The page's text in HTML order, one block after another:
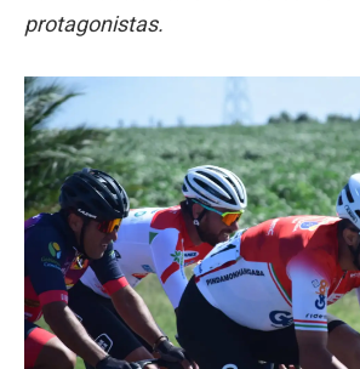
protagonistas.